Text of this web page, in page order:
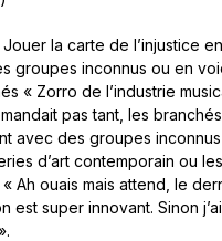
Jouer la carte de l’injustice
groupes inconnus ou en
« Zorro de l’industrie
pas tant, les
avec des groupes inconnus
d’art contemporain ou
Ah ouais mais attend, le
est super innovant. Sinon